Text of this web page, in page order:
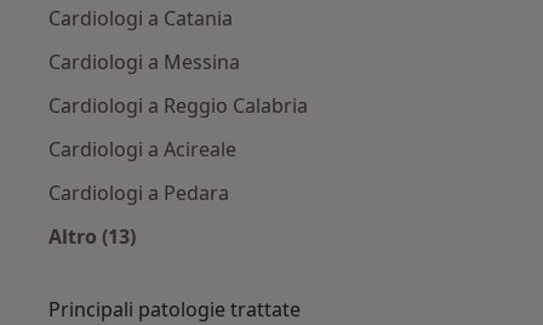
Cardiologi a Catania
Cardiologi a Messina
Cardiologi a Reggio Calabria
Cardiologi a Acireale
Cardiologi a Pedara
Altro (13)
Principali patologie trattate